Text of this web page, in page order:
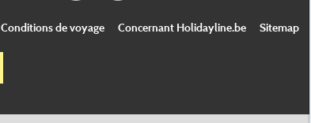
Conditions de voyage Concernant Holidayline.be Sitemap